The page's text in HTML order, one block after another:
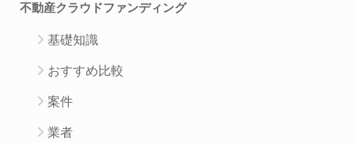
不動産クラウドファンディング
基礎知識
おすすめ比較
案件
業者